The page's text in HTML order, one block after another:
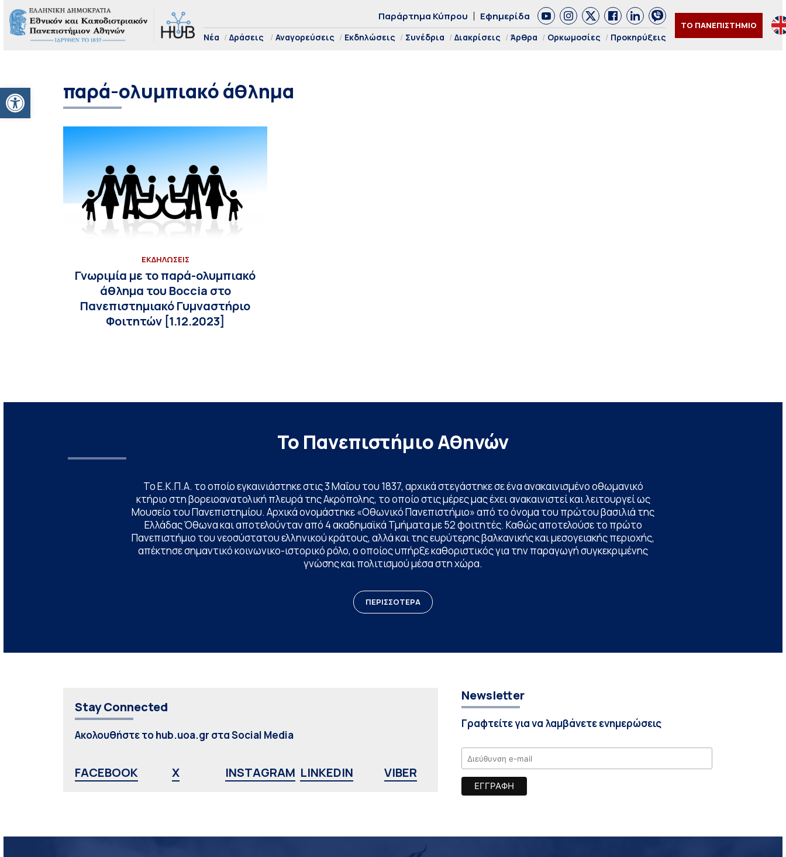
Ανοίξτε τη γραμμή εργαλείων
Παράρτημα Κύπρου Εφημερίδα
Νέα Δράσεις Αναγορεύσεις Εκδηλώσεις Συνέδρια Διακρίσεις Άρθρα Ορκωμοσίες Προκηρύξεις
ΤΟ ΠΑΝΕΠΙΣΤΗΜΙΟ
παρά-ολυμπιακό άθλημα
ΕΚΔΗΛΩΣΕΙΣ
Γνωριμία με το παρά-ολυμπιακό
άθλημα του Boccia στο
Πανεπιστημιακό Γυμναστήριο
Φοιτητών [1.12.2023]
Το Πανεπιστήμιο Αθηνών
Το Ε.Κ.Π.Α. το οποίο εγκαινιάστηκε στις 3 Μαΐου του 1837, αρχικά στεγάστηκε σε ένα ανακαινισμένο οθωμανικό
κτήριο στη βορειοανατολική πλευρά της Ακρόπολης, το οποίο στις μέρες μας έχει ανακαινιστεί και λειτουργεί ως
Μουσείο του Πανεπιστημίου. Αρχικά ονομάστηκε «Οθωνικό Πανεπιστήμιο» από το όνομα του πρώτου βασιλιά της
Ελλάδας Όθωνα και αποτελούνταν από 4 ακαδημαϊκά Τμήματα με 52 φοιτητές. Καθώς αποτελούσε το πρώτο
Πανεπιστήμιο του νεοσύστατου ελληνικού κράτους, αλλά και της ευρύτερης βαλκανικής και μεσογειακής περιοχής,
απέκτησε σημαντικό κοινωνικο-ιστορικό ρόλο, ο οποίος υπήρξε καθοριστικός για την παραγωγή συγκεκριμένης
γνώσης και πολιτισμού μέσα στη χώρα.
ΠΕΡΙΣΣΟΤΕΡΑ
Stay Connected
Ακολουθήστε το hub.uoa.gr στα Social Media
FACEBOOK X INSTAGRAM LINKEDIN VIBER
Newsletter
Γραφτείτε για να λαμβάνετε ενημερώσεις